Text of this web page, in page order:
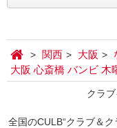
関西 大阪
大阪 心斎橋 バンビ 木
クラ
全国のCULB“クラブ＆